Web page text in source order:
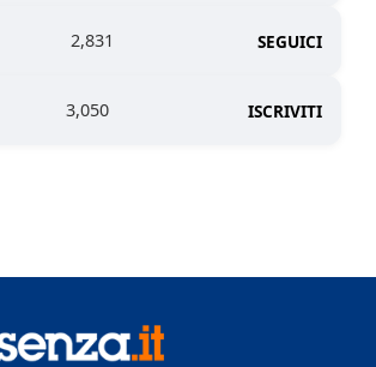
2,831 SEGUICI
3,050 ISCRIVITI